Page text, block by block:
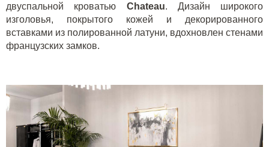
двуспальной кроватью C hateau. Дизайн широкого
изголовья, покрытого кожей и декорированного
вставками из полированной латуни, вдохновлен стенами
французских замков.